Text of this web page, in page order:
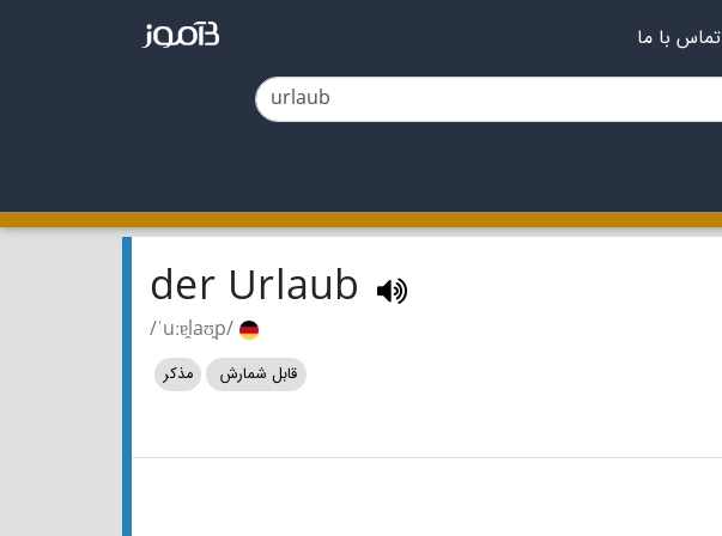
تماس با ما
der Urlaub
/ˈuːɐ̯laʊ̯p/
قابل شمارش
مذکر